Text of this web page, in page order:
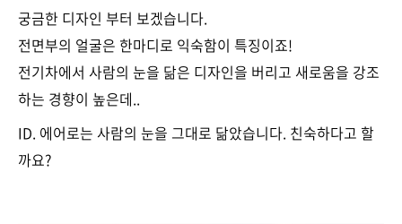
궁금한 디자인 부터 보겠습니다.
전면부의 얼굴은 한마디로 익숙함이 특징이죠!
전기차에서 사람의 눈을 닮은 디자인을 버리고 새로움을 강조
하는 경향이 높은데..
ID. 에어로는 사람의 눈을 그대로 닮았습니다. 친숙하다고 할
까요?